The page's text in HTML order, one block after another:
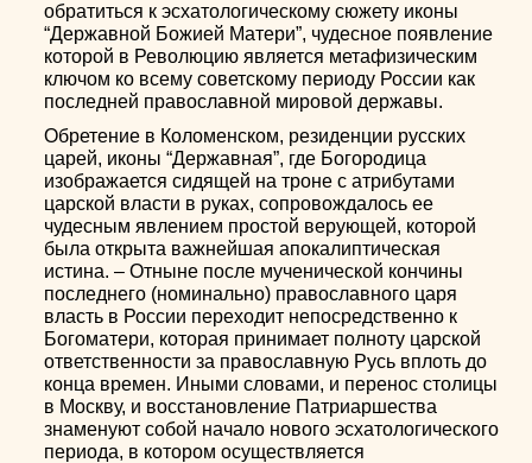
обратиться к эсхатологическому сюжету иконы
“Державной Божией Матери”, чудесное появление
которой в Революцию является метафизическим
ключом ко всему советскому периоду России как
последней православной мировой державы.
Обретение в Коломенском, резиденции русских
царей, иконы “Державная”, где Богородица
изображается сидящей на троне с атрибутами
царской власти в руках, сопровождалось ее
чудесным явлением простой верующей, которой
была открыта важнейшая апокалиптическая
истина. – Отныне после мученической кончины
последнего (номинально) православного царя
власть в России переходит непосредственно к
Богоматери, которая принимает полноту царской
ответственности за православную Русь вплоть до
конца времен. Иными словами, и перенос столицы
в Москву, и восстановление Патриаршества
знаменуют собой начало нового эсхатологического
периода, в котором осуществляется